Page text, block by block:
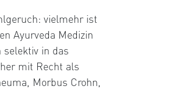
vielmehr ist
Ayurveda Medizin
selektiv in das
mit Recht als
Morbus Crohn,